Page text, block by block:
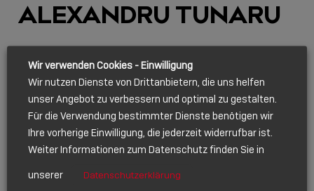
ALEXANDRU TUNARU
Facebook
TwitterEmail Link
kopieren
Wir verwenden Cookies - Einwilligung
Wir nutzen Dienste von Drittanbietern, die uns helfen
unser Angebot zu verbessern und optimal zu gestalten.
Für die Verwendung bestimmter Dienste benötigen wir
Ihre vorherige Einwilligung, die jederzeit widerrufbar ist.
Weiter Informationen zum Datenschutz finden Sie in
unserer
Datenschutzerklärung